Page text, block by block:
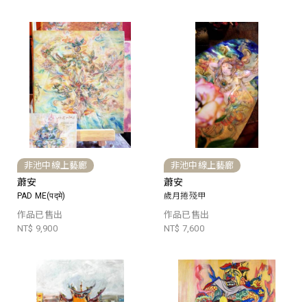
非池中線上藝廊
蕭安
PAD ME(पद्मे)
作品已售出
NT$ 9,900
非池中線上藝廊
蕭安
歲月捲殘甲
作品已售出
NT$ 7,600